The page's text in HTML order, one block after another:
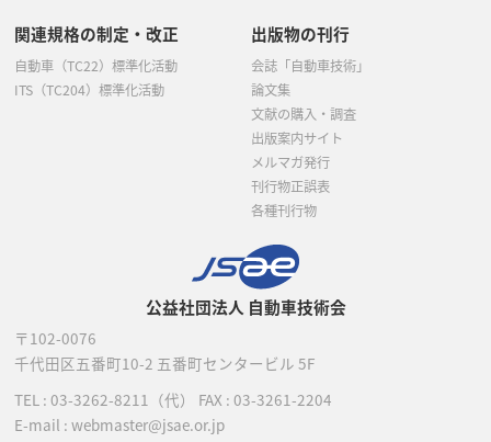
公益社団法人 自動車技術会
〒102-0076
千代田区五番町10-2 五番町センタービル 5F
TEL : 03-3262-8211 （代） FAX : 03-3261-2204
E-mail : webmaster@jsae.or.jp
関連規格の制定・改正
自動車（TC22）標準化活動
ITS（TC204）標準化活動
出版物の刊行
会誌「自動車技術」
論文集
文献の購入・調査
出版案内サイト
メルマガ発行
刊行物正誤表
各種刊行物